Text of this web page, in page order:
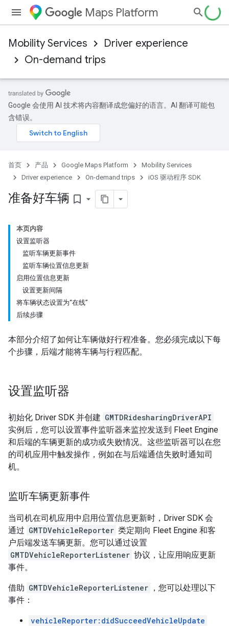
Maps Platform
Mobility Services
Driver experience
On-demand trips
Google 会使用 AI 技术将内容翻译成您偏好的语言。AI 翻译可能包
含错误。
首页 产品 Google Maps Platform
Mobility Services
Driver experience
On-demand trips iOS 驱动程序 SDK
准备好车辆 bookmark_border
本页内容
设置监听器
监听车辆更新事件
监听车辆位置信息更新
启用位置信息更新
设置更新间隔
将车辆状态设置为“在线”
后续步骤
本部分介绍了如何让车辆做好行程准备。您必须完成以下每
个步骤，后端才能将车辆与行程匹配。
设置监听器
初始化 Driver SDK 并创建 GMTDRidesharingDriverAPI
实例后，您可以设置事件监听器来监控发送到 Fleet Engine
和后端的车辆更新的成功或失败情况。这些监听器可以在您
的司机应用中触发操作，例如在与后端通信失败时通知司
机。
监听车辆更新事件
当司机在司机应用中启用位置信息更新时，Driver SDK 会
通过 GMTDVehicleReporter 类定期向 Fleet Engine 和客
户后端发送车辆更新。您可以通过设置
GMTDVehicleReporterListener 协议，让应用响应更新
事件。
借助 GMTDVehicleReporterListener ，您可以处理以下
事件：
vehicleReporter:didSucceedVehicleUpdate